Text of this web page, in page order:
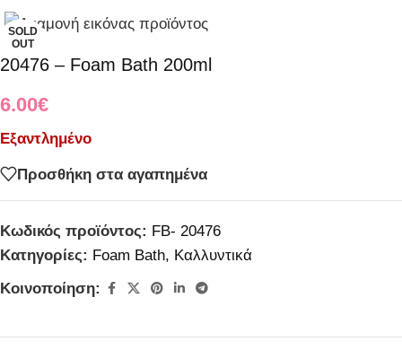
SOLD
OUT
20476 – Foam Bath 200ml
6.00€
Εξαντλημένο
Προσθήκη στα αγαπημένα
Κωδικός προϊόντος: FB- 20476
Κατηγορίες: Foam Bath, Καλλυντικά
Κοινοποίηση: